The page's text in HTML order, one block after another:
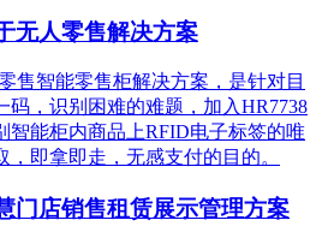
无人零售解决方案
售智能零售柜解决方案，是针对目
码，识别困难的难题，加入HR7738
智能柜内商品上RFID电子标签的唯
即拿即走，无感支付的目的。
门店销售租赁展示管理方案